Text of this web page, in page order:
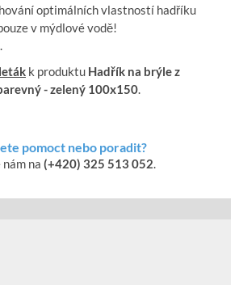
optimálních vlastností hadříku
v mýdlové vodě!
k produktu Hadřík na brýle z
- zelený 100x150
pomoct nebo poradit?
na (+420) 325 513 052